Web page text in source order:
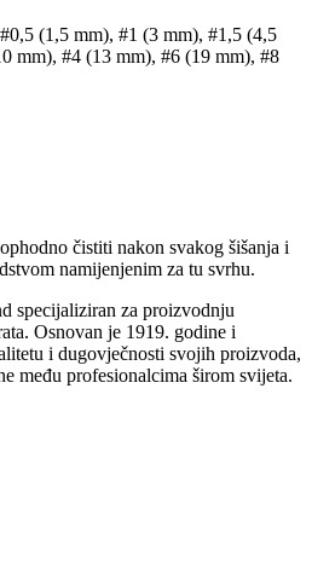
(1,5 mm), #1 (3 mm), #1,5 (4,5
mm), #4 (13 mm), #6 (19 mm), #8
čistiti nakon svakog šišanja i
namijenjenim za tu svrhu.
specijaliziran za proizvodnju
Osnovan je 1919. godine i
i dugovječnosti svojih proizvoda,
među profesionalcima širom svijeta.